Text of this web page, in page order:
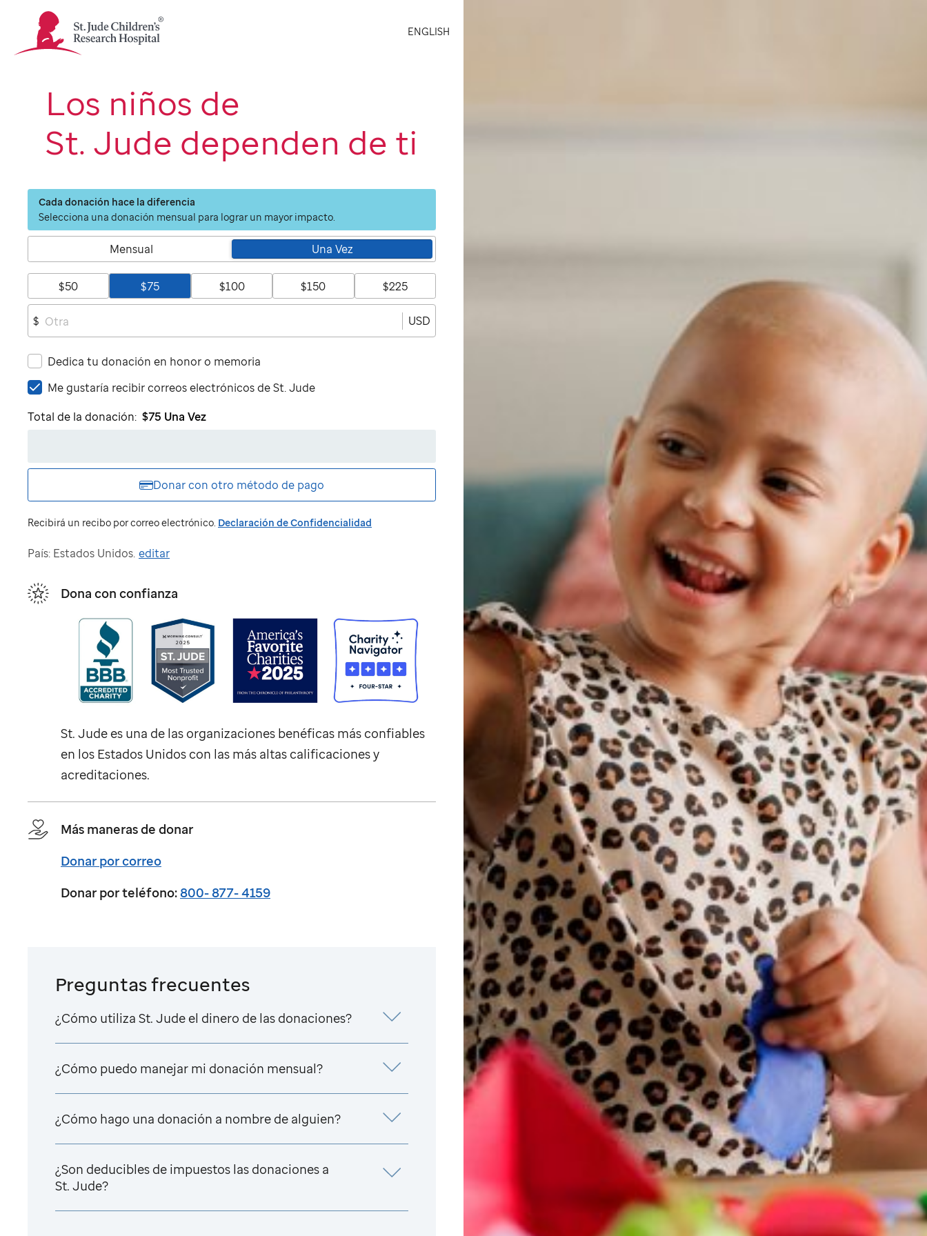
Jude
Children's
ENGLISH
Los niños de
St. Jude dependen de ti
Cada donación hace la diferencia
Selecciona una donación mensual para lograr un mayor impacto.
Mensual Una Vez
$50 $75 $100 $150 $225
$ USD
Dedica tu donación en honor o memoria
Me
recibir
Me gustaría recibir correos electrónicos deSt. Jude
Total de la donación: $75 Una Vez
Donar con otro método de pago
Recibirá un recibo por correo electrónico. Declaración de Confidencialidad
País: Estados Unidos. editar
Dona con confianza
St. Jude es una de las organizaciones benéficas más confiables
en los Estados Unidos con las más altas calificaciones y
acreditaciones.
Más maneras de donar
Donar por correo
Donar por teléfono:800- 877- 4159
Preguntas frecuentes
¿Cómo utiliza St. Jude el dinero de las donaciones?
¿Cómo puedo manejar mi donación mensual?
¿Cómo hago una donación a nombre de alguien?
¿Son deducibles de impuestos las donaciones a
St. Jude?